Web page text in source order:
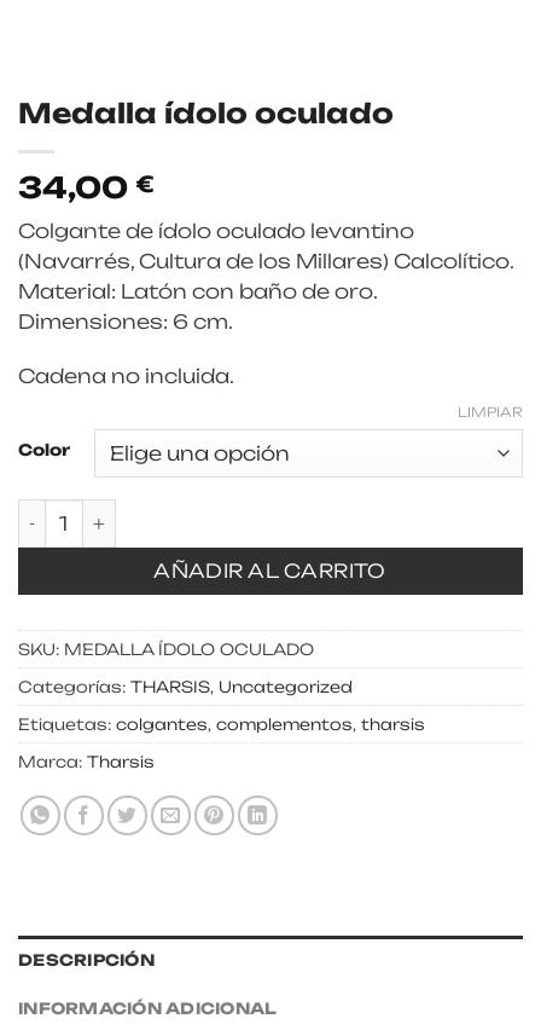
Medalla ídolo oculado
34,00 €
Colgante de ídolo oculado levantino
(Navarrés, Cultura de los Millares) Calcolítico.
Material: Latón con baño de oro.
Dimensiones: 6 cm.
Cadena no incluida.
Color
LIMPIAR
Medalla ídolo oculado cantidad
AÑADIR AL CARRITO
SKU: MEDALLA ÍDOLO OCULADO
Categorías: THARSIS, Uncategorized
Etiquetas: colgantes, complementos, tharsis
Marca: Tharsis
DESCRIPCIÓN
INFORMACIÓN ADICIONAL